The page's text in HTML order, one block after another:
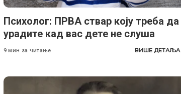
Психолог: ПРВА ствар коју треба да
урадите кад вас дете не слуша
9 мин за читање ВИШЕ ДЕТАЉА